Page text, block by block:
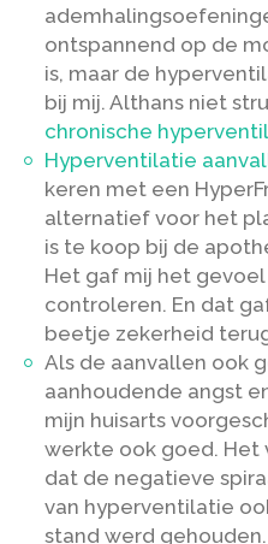
ontspannend op de
is, maar de
bij mij. Althans niet
chronische
Hyperventilatie
keren met een
alternatief voor het
is te koop bij de
Het gaf mij het
controleren. En dat
beetje zekerheid
Als de aanvallen ook
aanhoudende angst
mijn huisarts
werkte ook goed. Het
dat de negatieve
van hyperventilatie
stand werd